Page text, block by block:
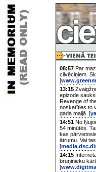
08:57 Par
cilvēciņiem.
[
13:15
epizode
Revenge of
noskatīties to
gada maijā. [
14:51 No
54 minūtēs.
kas
ātrumu. Vai
[
14:15
bruņinieku
[